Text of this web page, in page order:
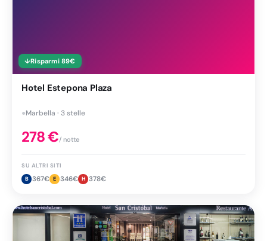
↓Risparmi 89€
Hotel Estepona Plaza
●Marbella · 3 stelle
278€/ notte
SU ALTRI SITI
B 367€ E 346€ H 378€